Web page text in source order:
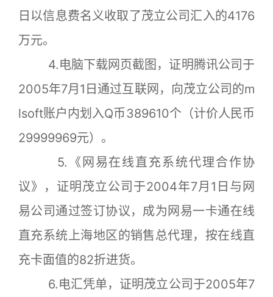
日以信息费名义收取了茂立公司汇入的4176
万元。
4.电脑下载网页截图，证明腾讯公司于
2005年7月1日通过互联网，向茂立公司的m
lsoft账户内划入Q币389610个（计价人民币
29999969元）。
5.《网易在线直充系统代理合作协
议》，证明茂立公司于2004年7月1日与网
易公司通过签订协议，成为网易一卡通在线
直充系统上海地区的销售总代理，按在线直
充卡面值的82折进货。
6.电汇凭单，证明茂立公司于2005年7